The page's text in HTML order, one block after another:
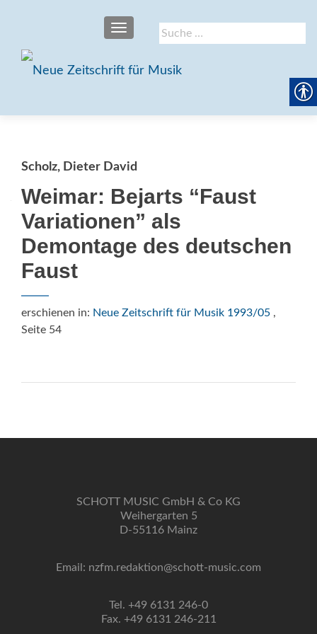
Suche
nach:
SCHALTE NAVIGATION
Scholz, Dieter David
Weimar: Bejarts “Faust
Variationen” als
Demontage des deutschen
Faust
erschienen in: Neue Zeitschrift für Musik 1993/05 ,
Seite 54
SCHOTT MUSIC GmbH & Co KG
Weihergarten 5
D-55116 Mainz
Email: nzfm.redaktion@schott-music.com
Tel. +49 6131 246-0
Fax. +49 6131 246-211